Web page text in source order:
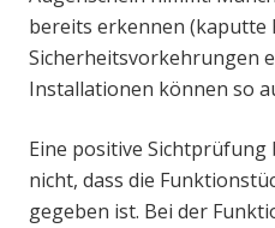
bereits erkennen (kaputte
Sicherheitsvorkehrungen
Installationen können so
Eine positive
nicht, dass die
gegeben ist. Bei der